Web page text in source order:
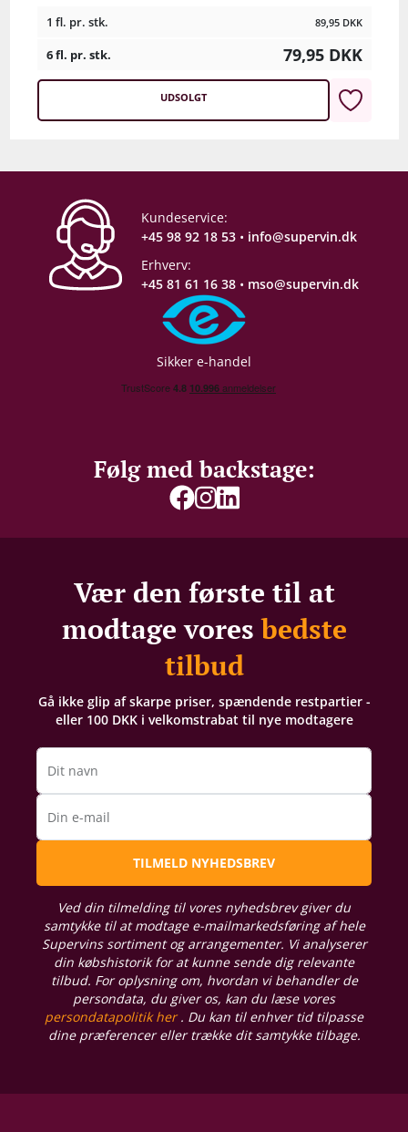
1 fl. pr. stk. 89,95 DKK
6 fl. pr. stk. 79,95 DKK
UDSOLGT
Kundeservice:
+45 98 92 18 53 • info@supervin.dk
Erhverv:
+45 81 61 16 38 • mso@supervin.dk
Sikker e-handel
Følg med backstage:
Vær den første til at
modtage voresbedste
tilbud
Gå ikke glip af skarpe priser, spændende restpartier -
eller 100 DKK i velkomstrabat til nye modtagere
Dit navn
Din e-mail
TILMELD NYHEDSBREV
Ved din tilmelding til vores nyhedsbrev giver du
samtykke til at modtage e-mailmarkedsføring af hele
Supervins sortiment og arrangementer. Vi analyserer
din købshistorik for at kunne sende dig relevante
tilbud. For oplysning om, hvordan vi behandler de
persondata, du giver os, kan du læse vores
persondatapolitik her. Du kan til enhver tid tilpasse
dine præferencer eller trække dit samtykke tilbage.